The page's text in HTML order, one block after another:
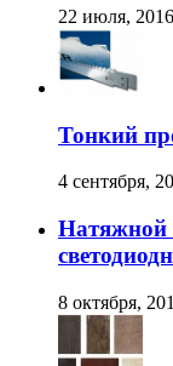
22 июля, 2016
Тонкий
4 сентября,
Натяжной
8 октября,